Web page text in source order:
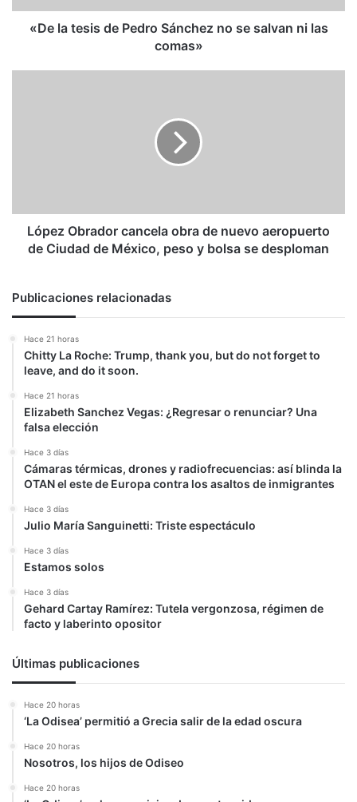
salvan
«De la tesis de Pedro Sánchez no se salvan ni las
comas»
Ciudad
México,
bolsa
López Obrador cancela obra de nuevo aeropuerto
de Ciudad de México, peso y bolsa se desploman
Publicaciones relacionadas
Hace 21 horas
Chitty La Roche: Trump, thank you, but do not forget to
leave, and do it soon.
Hace 21 horas
Elizabeth Sanchez Vegas: ¿Regresar o renunciar? Una
falsa elección
Hace 3 días
Cámaras térmicas, drones y radiofrecuencias: así blinda la
OTAN el este de Europa contra los asaltos de inmigrantes
Hace 3 días
Julio María Sanguinetti: Triste espectáculo
Hace 3 días
Estamos solos
Hace 3 días
Gehard Cartay Ramírez: Tutela vergonzosa, régimen de
facto y laberinto opositor
Últimas publicaciones
Hace 20 horas
‘La Odisea’ permitió a Grecia salir de la edad oscura
Hace 20 horas
Nosotros, los hijos de Odiseo
Hace 20 horas